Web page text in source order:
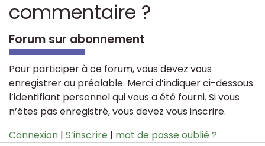
commentaire ?
Forum sur abonnement
Pour participer à ce forum, vous devez vous
enregistrer au préalable. Merci d’indiquer ci-dessous
l’identifiant personnel qui vous a été fourni. Si vous
n’êtes pas enregistré, vous devez vous inscrire.
Connexion | S’inscrire | mot de passe oublié ?